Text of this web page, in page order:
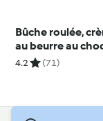
Bûche roulée,
au beurre au
4.2 (71)